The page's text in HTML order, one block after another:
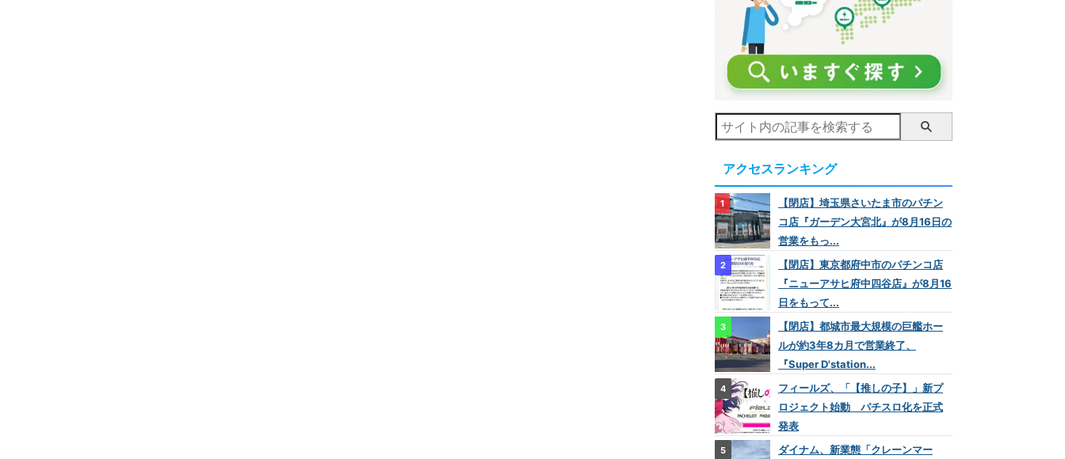
アクセスランキング
【閉店】埼玉県さいたま市のパチン
コ店『ガーデン大宮北』が8月16日の
営業をもっ...
【閉店】東京都府中市のパチンコ店
『ニューアサヒ府中四谷店』が8月16
日をもって...
【閉店】都城市最大規模の巨艦ホー
ルが約3年8カ月で営業終了、
『Super D'station...
フィールズ、「【推しの子】」新プ
ロジェクト始動 パチスロ化を正式
発表
ダイナム、新業態「クレーンマー